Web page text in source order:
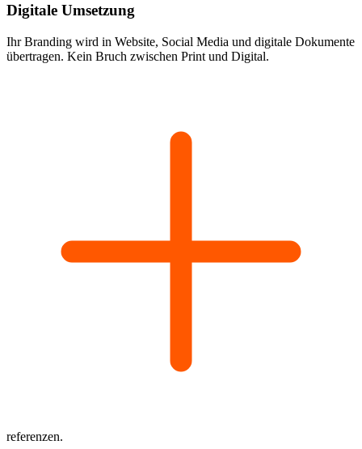
Digitale Umsetzung
Ihr Branding wird in Website, Social Media und digitale Dokumente
übertragen. Kein Bruch zwischen Print und Digital.
referenzen.